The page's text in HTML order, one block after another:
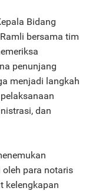
Bidang
bersama tim
penunjang
menjadi langkah
dan
para notaris
kelengkapan